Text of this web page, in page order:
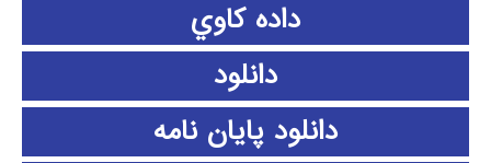
داده كاوي
دانلود
دانلود پايان نامه